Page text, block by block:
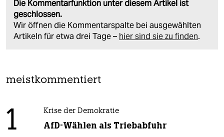
Die Kommentarfunktion unter diesem Artikel ist
geschlossen.
Wir öffnen die Kommentarspalte bei ausgewählten
Artikeln für etwa drei Tage – hier sind sie zu finden.
meistkommentiert
1 Krise der Demokratie
AfD-Wählen als Triebabfuhr